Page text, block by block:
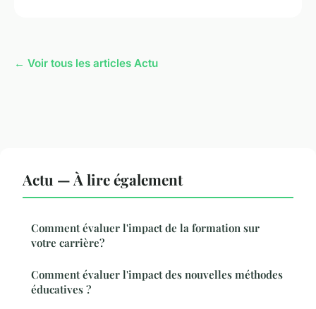
← Voir tous les articles Actu
Actu — À lire également
Comment évaluer l'impact de la formation sur
votre carrière?
Comment évaluer l'impact des nouvelles méthodes
éducatives ?